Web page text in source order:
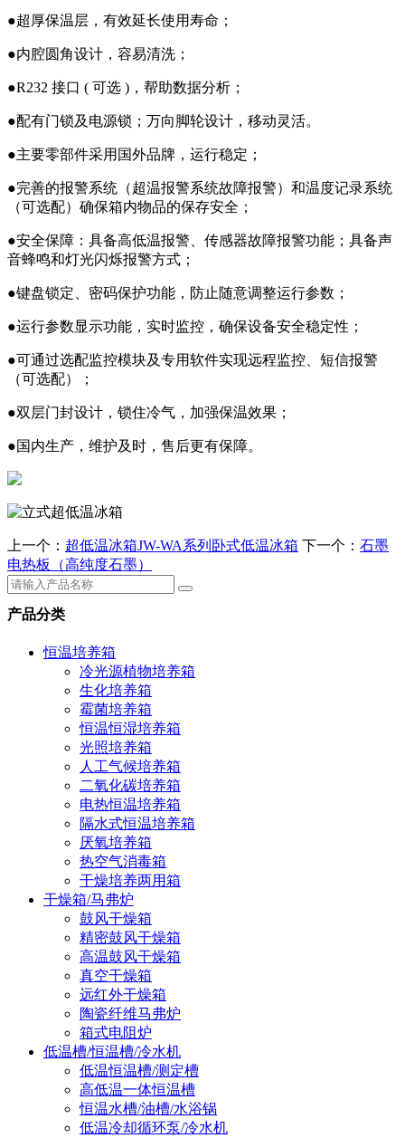
●超厚保温层，有效延长使用寿命；
●内腔圆角设计，容易清洗；
●R232 接口 ( 可选 )，帮助数据分析；
●配有门锁及电源锁；万向脚轮设计，移动灵活。
●主要零部件采用国外品牌，运行稳定；
●完善的报警系统（超温报警系统故障报警）和温度记录系统
（可选配）确保箱内物品的保存安全；
●安全保障：具备高低温报警、传感器故障报警功能；具备声
音蜂鸣和灯光闪烁报警方式；
●键盘锁定、密码保护功能，防止随意调整运行参数；
●运行参数显示功能，实时监控，确保设备安全稳定性；
●可通过选配监控模块及专用软件实现远程监控、短信报警
（可选配）；
●双层门封设计，锁住冷气，加强保温效果；
●国内生产，维护及时，售后更有保障。
上一个： 超低温冰箱JW-WA系列卧式低温冰箱 下一个： 石墨
电热板（高纯度石墨）
产品分类
恒温培养箱
冷光源植物培养箱
生化培养箱
霉菌培养箱
恒温恒湿培养箱
光照培养箱
人工气候培养箱
二氧化碳培养箱
电热恒温培养箱
隔水式恒温培养箱
厌氧培养箱
热空气消毒箱
干燥培养两用箱
干燥箱/马弗炉
鼓风干燥箱
精密鼓风干燥箱
高温鼓风干燥箱
真空干燥箱
远红外干燥箱
陶瓷纤维马弗炉
箱式电阻炉
低温槽/恒温槽/冷水机
低温恒温槽/测定槽
高低温一体恒温槽
恒温水槽/油槽/水浴锅
低温冷却循环泵/冷水机